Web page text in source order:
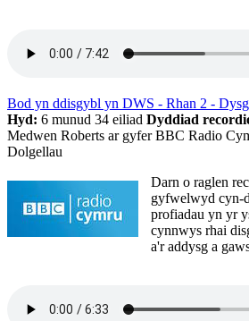
Bod yn ddisgybl yn DWS - Rhan 2 -
Hyd: 6 munud 34 eiliad Dyddiad
Medwen Roberts ar gyfer BBC Radio
Dolgellau
Darn o raglen
gyfwelwyd cyn-
profiadau yn yr
cynnwys rhai
a'r addysg a